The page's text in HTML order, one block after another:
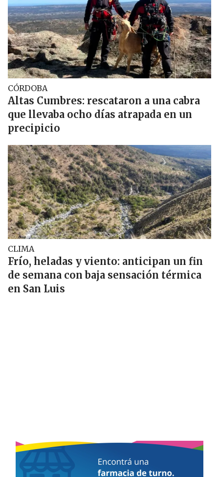
CÓRDOBA
Altas Cumbres: rescataron a una cabra
que llevaba ocho días atrapada en un
precipicio
CLIMA
Frío, heladas y viento: anticipan un fin
de semana con baja sensación térmica
en San Luis